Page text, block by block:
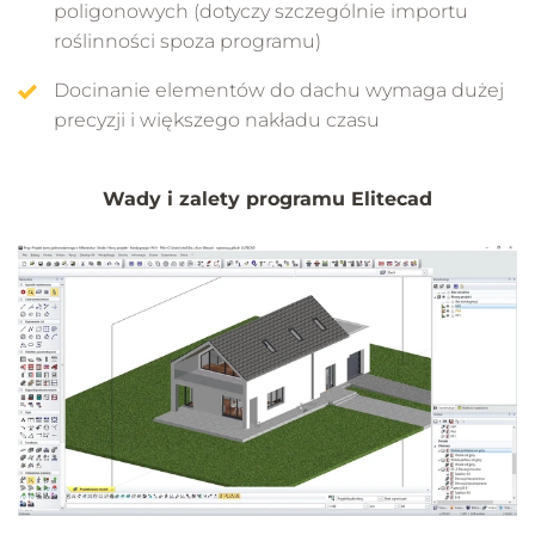
poligonowych (dotyczy szczególnie importu
roślinności spoza programu)
Docinanie elementów do dachu wymaga dużej
precyzji i większego nakładu czasu
Wady i zalety programu Elitecad